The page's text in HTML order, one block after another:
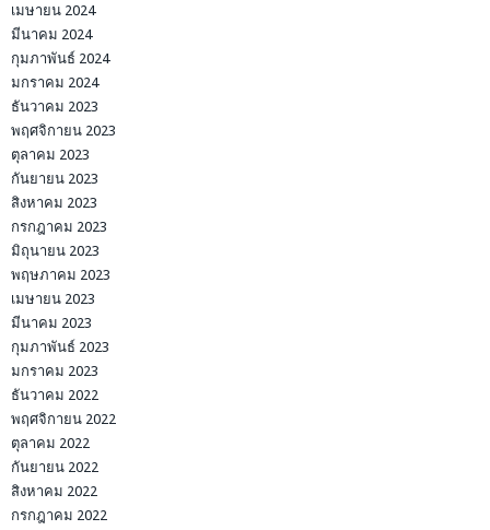
เมษายน 2024
มีนาคม 2024
กุมภาพันธ์ 2024
มกราคม 2024
ธันวาคม 2023
พฤศจิกายน 2023
ตุลาคม 2023
กันยายน 2023
สิงหาคม 2023
กรกฎาคม 2023
มิถุนายน 2023
พฤษภาคม 2023
เมษายน 2023
มีนาคม 2023
กุมภาพันธ์ 2023
มกราคม 2023
ธันวาคม 2022
พฤศจิกายน 2022
ตุลาคม 2022
กันยายน 2022
สิงหาคม 2022
กรกฎาคม 2022